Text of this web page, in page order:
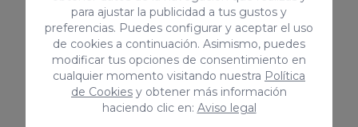
para ajustar la publicidad a tus gustos y
preferencias. Puedes configurar y aceptar el uso
de cookies a continuación. Asimismo, puedes
modificar tus opciones de consentimiento en
cualquier momento visitando nuestra Política
de Cookies y obtener más información
haciendo clic en: Aviso legal
Conocer tu buyer persona
Las campañas te ayudan a
recopilar información sobre los